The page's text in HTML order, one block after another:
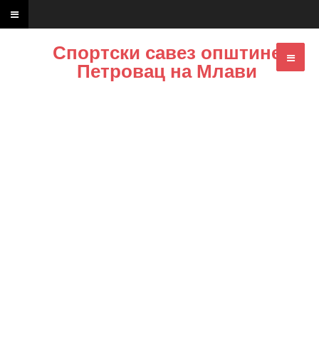
Спортски савез општине
Петровац на Млави